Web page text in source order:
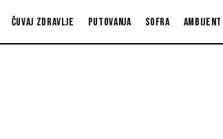
Čuvaj zdravlje Putovanja Sofra Ambijent